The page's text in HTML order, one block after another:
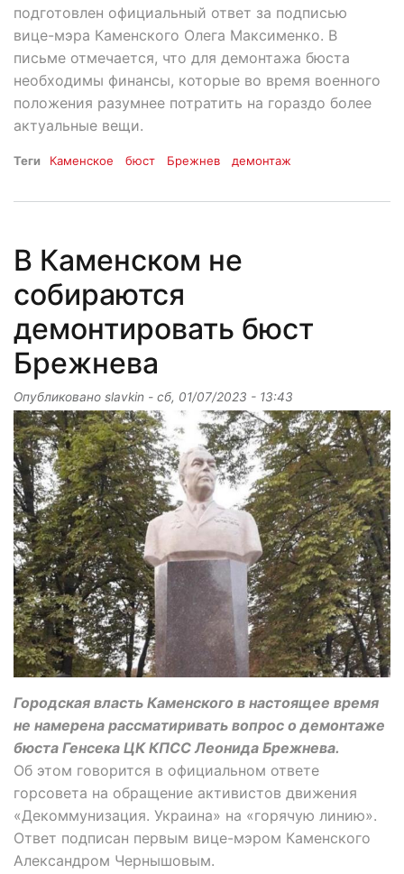
подготовлен официальный ответ за подписью
вице-мэра Каменского Олега Максименко. В
письме отмечается, что для демонтажа бюста
необходимы финансы, которые во время военного
положения разумнее потратить на гораздо более
актуальные вещи.
Теги Каменское бюст Брежнев демонтаж
В Каменском не
собираются
демонтировать бюст
Брежнева
Опубликовано slavkin - сб, 01/07/2023 - 13:43
Городская власть Каменского в настоящее время
не намерена рассматиривать вопрос о демонтаже
бюста Генсека ЦК КПСС Леонида Брежнева.
Об этом говорится в официальном ответе
горсовета на обращение активистов движения
«Декоммунизация. Украина» на «горячую линию».
Ответ подписан первым вице-мэром Каменского
Александром Чернышовым.